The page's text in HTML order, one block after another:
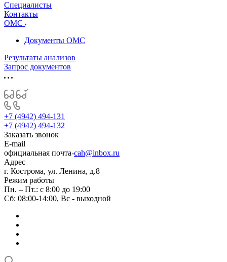
Специалисты
Контакты
ОМС
Документы ОМС
Результаты анализов
Запрос документов
+7 (4942) 494-131
+7 (4942) 494-132
Заказать звонок
E-mail
официальная почта-cah@inbox.ru
Адрес
г. Кострома, ул. Ленина, д.8
Режим работы
Пн. – Пт.: с 8:00 до 19:00
Сб: 08:00-14:00, Вс - выходной